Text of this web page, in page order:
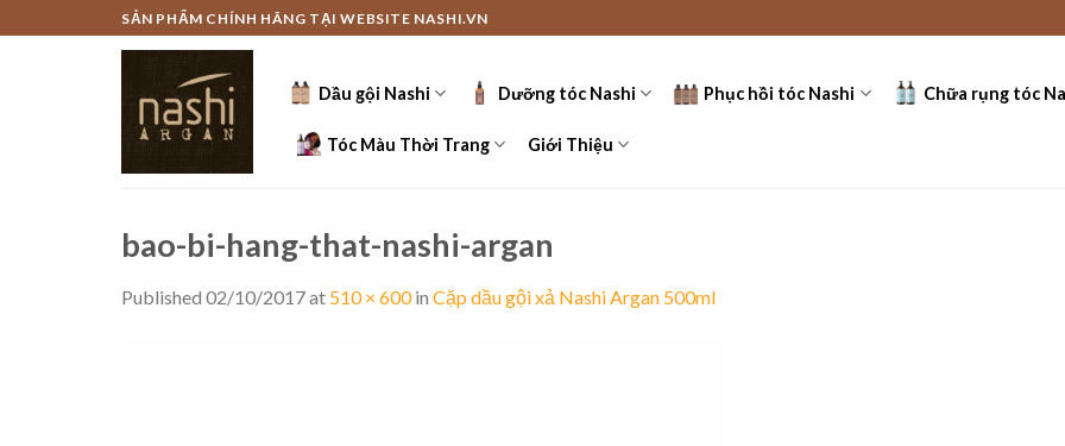
to
SẢN PHẨM CHÍNH HÃNG TẠI WEBSITE NASHI.VN
Dầu gội Nashi Dưỡng tóc Nashi Phục hồi tóc Nashi Chữa rụng tóc
Tóc Màu Thời Trang Giới Thiệu
bao-bi-hang-that-nashi-argan
Published 02/10/2017at 510 × 600in Cặp dầu gội xả Nashi Argan 500ml